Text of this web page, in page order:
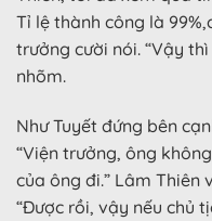
Tỉ lệ thành công là
trưởng cười nói. “Vậy
nhõm.
Như Tuyết đứng bên
“Viện trưởng, ông
của ông đi.” Lâm
“Được rồi, vậy nếu chủ